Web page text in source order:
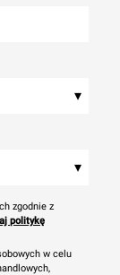
▾
▾
zgodnie z
politykę
w celu